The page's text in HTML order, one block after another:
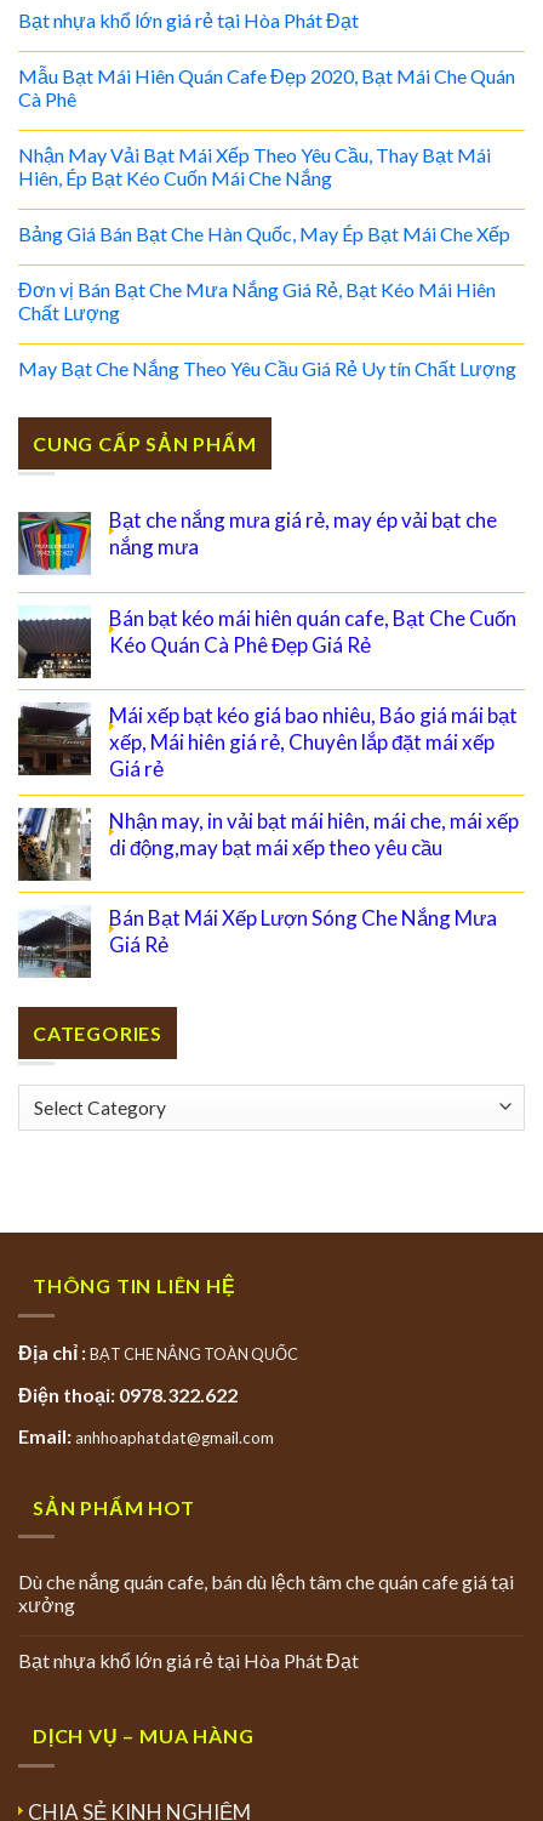
Bạt nhựa khổ lớn giá rẻ tại Hòa Phát Đạt
Mẫu Bạt Mái Hiên Quán Cafe Đẹp 2020, Bạt Mái Che Quán
Cà Phê
Nhận May Vải Bạt Mái Xếp Theo Yêu Cầu, Thay Bạt Mái
Hiên, Ép Bạt Kéo Cuốn Mái Che Nắng
Bảng Giá Bán Bạt Che Hàn Quốc, May Ép Bạt Mái Che Xếp
Đơn vị Bán Bạt Che Mưa Nắng Giá Rẻ, Bạt Kéo Mái Hiên
Chất Lượng
May Bạt Che Nắng Theo Yêu Cầu Giá Rẻ Uy tín Chất Lượng
CUNG CẤP SẢN PHẨM
Bạt che nắng mưa giá rẻ, may ép vải bạt che
nắng mưa
Bán bạt kéo mái hiên quán cafe, Bạt Che Cuốn
Kéo Quán Cà Phê Đẹp Giá Rẻ
Mái xếp bạt kéo giá bao nhiêu, Báo giá mái bạt
xếp, Mái hiên giá rẻ, Chuyên lắp đặt mái xếp
Giá rẻ
Nhận may, in vải bạt mái hiên, mái che, mái xếp
di động,may bạt mái xếp theo yêu cầu
Bán Bạt Mái Xếp Lượn Sóng Che Nắng Mưa
Giá Rẻ
CATEGORIES
Categories
THÔNG TIN LIÊN HỆ
Địa chỉ :BẠT CHE NẮNG TOÀN QUỐC
Điện thoại: 0978.322.622
Email:anhhoaphatdat@gmail.com
SẢN PHẨM HOT
Dù che nắng quán cafe, bán dù lệch tâm che quán cafe giá tại
xưởng
Bạt nhựa khổ lớn giá rẻ tại Hòa Phát Đạt
DỊCH VỤ – MUA HÀNG
CHIA SẺ KINH NGHIỆM